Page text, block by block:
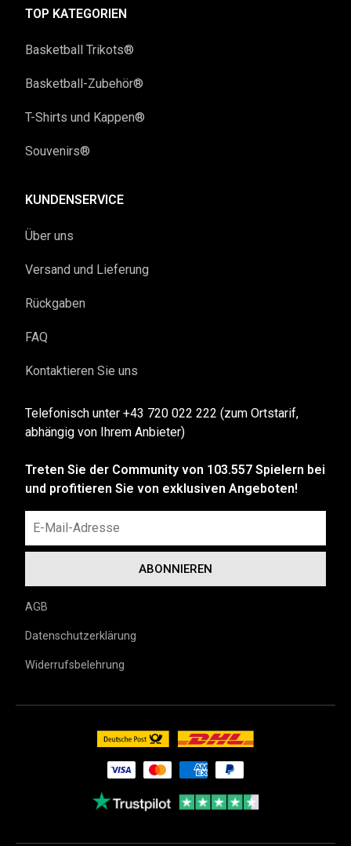
TOP KATEGORIEN
Basketball Trikots®
Basketball-Zubehör®
T-Shirts und Kappen®
Souvenirs®
KUNDENSERVICE
Über uns
Versand und Lieferung
Rückgaben
FAQ
Kontaktieren Sie uns
Treten Sie der Community von 103.557 Spielern bei
und profitieren Sie von exklusiven Angeboten!
Telefonisch unter +43 720 022 222 (zum Ortstarif,
abhängig von Ihrem Anbieter)
AGB
Datenschutzerklärung
Widerrufsbelehrung